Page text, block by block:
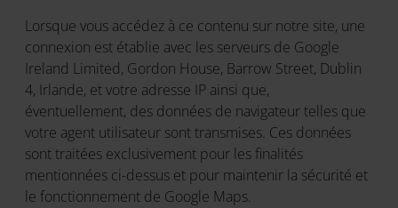
Lorsque vous accédez à ce contenu sur notre site, une
connexion est établie avec les serveurs de Google
Ireland Limited, Gordon House, Barrow Street, Dublin
4, Irlande, et votre adresse IP ainsi que,
éventuellement, des données de navigateur telles que
votre agent utilisateur sont transmises. Ces données
sont traitées exclusivement pour les finalités
mentionnées ci-dessus et pour maintenir la sécurité et
le fonctionnement de Google Maps.